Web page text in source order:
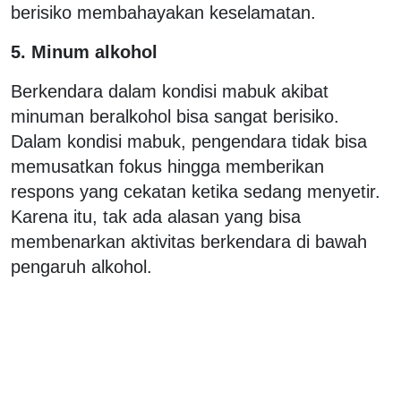
berisiko membahayakan keselamatan.
5. Minum alkohol
Berkendara dalam kondisi mabuk akibat
minuman beralkohol bisa sangat berisiko.
Dalam kondisi mabuk, pengendara tidak bisa
memusatkan fokus hingga memberikan
respons yang cekatan ketika sedang menyetir.
Karena itu, tak ada alasan yang bisa
membenarkan aktivitas berkendara di bawah
pengaruh alkohol.